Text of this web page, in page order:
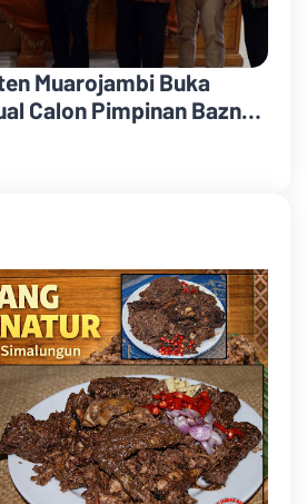
Muarojambi Buka
Calon Pimpinan Baznas